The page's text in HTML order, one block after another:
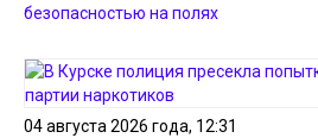
безопасностью на полях
04 августа 2026 года, 12:31